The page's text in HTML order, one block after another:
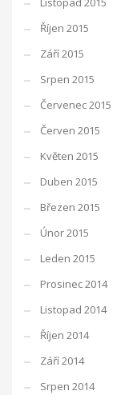
Říjen 2015
Září 2015
Srpen 2015
Červenec 2015
Červen 2015
Květen 2015
Duben 2015
Březen 2015
Únor 2015
Leden 2015
Prosinec 2014
Listopad 2014
Říjen 2014
Září 2014
Srpen 2014